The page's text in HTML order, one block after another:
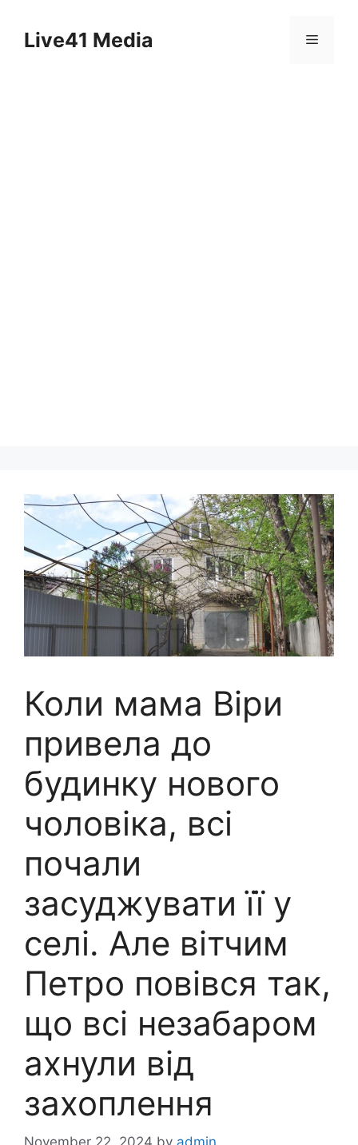
contentLive41 Media Menu
Коли мама Віри
привела до
будинку нового
чоловіка, всі
почали
засуджувати її у
селі. Але вітчим
Петро повівся так,
що всі незабаром
ахнули від
захоплення